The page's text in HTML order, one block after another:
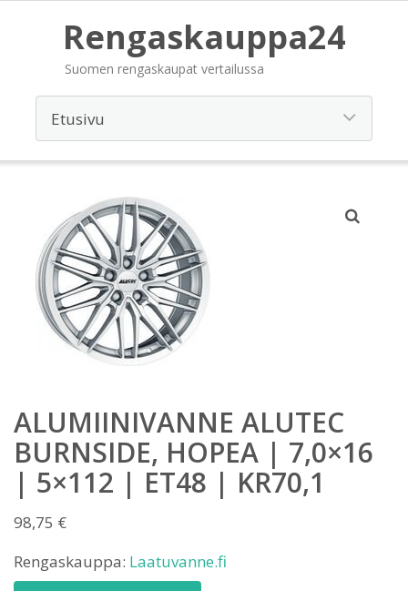
Rengaskauppa24
Suomen rengaskaupat vertailussa
ALUMIINIVANNE ALUTEC
BURNSIDE, HOPEA | 7,0×16
| 5×112 | ET48 | KR70,1
98,75 €
Rengaskauppa: Laatuvanne.fi